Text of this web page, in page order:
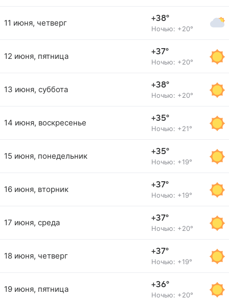
11 июня, четверг +38°
Ночью: +20°
12 июня, пятница +37°
Ночью: +20°
13 июня, суббота +38°
Ночью: +20°
14 июня, воскресенье +35°
Ночью: +21°
15 июня, понедельник +35°
Ночью: +19°
16 июня, вторник +37°
Ночью: +19°
17 июня, среда +37°
Ночью: +20°
18 июня, четверг +37°
Ночью: +19°
19 июня, пятница +36°
Ночью: +20°